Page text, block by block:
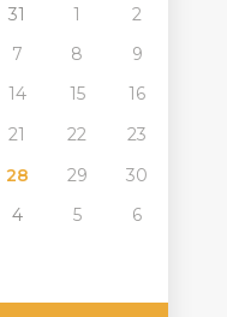
31 1
2
7 8
9
14 15
16
21 22
23
28 29
30
4 5 6